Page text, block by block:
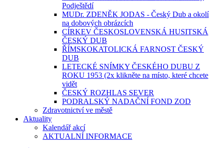
Podještědí
MUDr. ZDENĚK JODAS - Český Dub a okolí
na dobových obrázcích
CÍRKEV ČESKOSLOVENSKÁ HUSITSKÁ
ČESKÝ DUB
ŘÍMSKOKATOLICKÁ FARNOST ČESKÝ
DUB
LETECKÉ SNÍMKY ČESKÉHO DUBU Z
ROKU 1953 (2x klikněte na místo, které chcete
vidět
ČESKÝ ROZHLAS SEVER
PODRALSKÝ NADAČNÍ FOND ZOD
Zdravotnictví ve městě
Aktuality
Kalendář akcí
AKTUALNÍ INFORMACE